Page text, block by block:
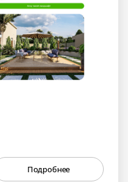
Подробнее